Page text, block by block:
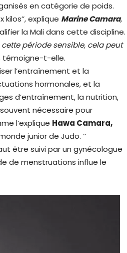
en catégorie de poids.
explique Marine Camara,
la Mali dans cette discipline.
période sensible, cela peut
témoigne-t-elle.
l’entraînement et la
hormonales, et la
d’entraînement, la nutrition,
nécessaire pour
l’explique Hawa Camara,
junior de Judo. ‘’
être suivi par un gynécologue
de menstruations influe le